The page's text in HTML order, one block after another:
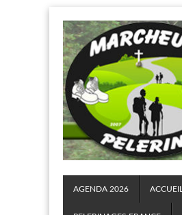
AGENDA 2026 ACCUEIL